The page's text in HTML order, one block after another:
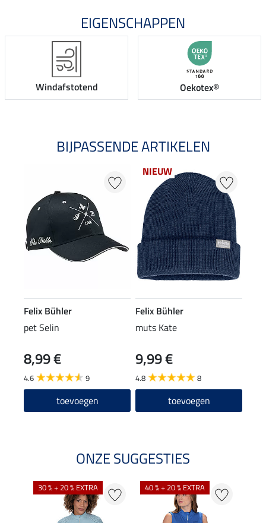
EIGENSCHAPPEN
Windafstotend Oekotex®
BIJPASSENDE ARTIKELEN
Felix Bühler
pet Selin
8,99 €
4.6 9
toevoegen
NIEUW
Felix Bühler
muts Kate
9,99 €
4.8 8
toevoegen
ONZE SUGGESTIES
30 % + 20 % EXTRA 40 % + 20 % EXTRA